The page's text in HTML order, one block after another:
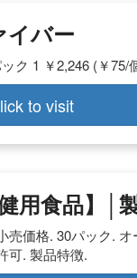
バー
ク 1 ￥2,246 (￥75/
to visit
用食品】│
価格. 30パック.
可. 製品特徴.